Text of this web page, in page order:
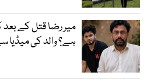
میر رضا قتل کے بعد
ہے؟ والد کی میڈیا